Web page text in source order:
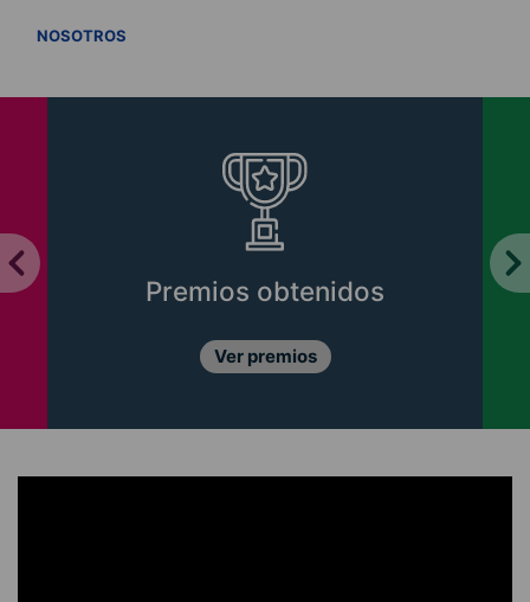
NOSOTROS
Premios obtenidos
Ver premios